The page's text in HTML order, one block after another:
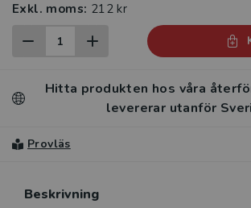
Exkl. moms: 212 kr
Hitta produkten hos våra
levererar utanför
Provläs
Beskrivning